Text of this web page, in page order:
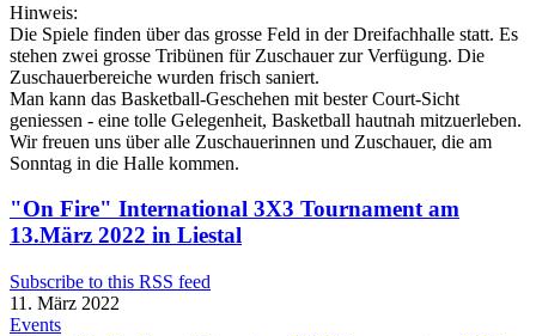
Hinweis:
Die Spiele finden über das grosse Feld in der Dreifachhalle statt. Es
stehen zwei grosse Tribünen für Zuschauer zur Verfügung. Die
Zuschauerbereiche wurden frisch saniert.
Man kann das Basketball-Geschehen mit bester Court-Sicht
geniessen - eine tolle Gelegenheit, Basketball hautnah mitzuerleben.
Wir freuen uns über alle Zuschauerinnen und Zuschauer, die am
Sonntag in die Halle kommen.
"On Fire" International 3X3 Tournament am
13.März 2022 in Liestal
Subscribe to this RSS feed
11. März 2022
Events